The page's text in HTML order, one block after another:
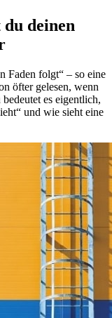
deinen
Faden folgt“ – so eine
öfter gelesen, wenn
es eigentlich,
und wie sieht eine